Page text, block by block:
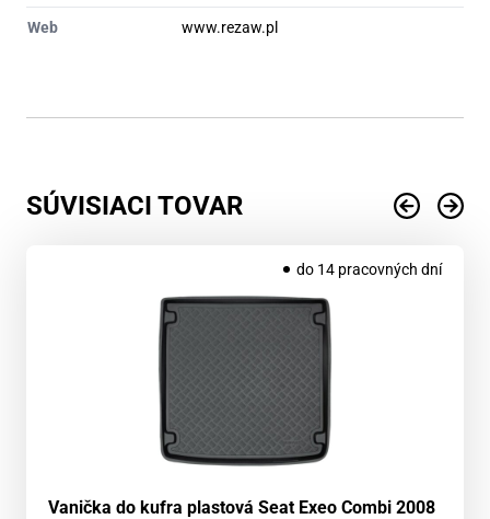
Web www.rezaw.pl
SÚVISIACI TOVAR
do 14 pracovných dní
Vanička do kufra plastová Seat Exeo Combi 2008